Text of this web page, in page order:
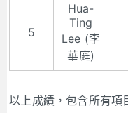
5
Hua-
Ting
Lee (李
華庭)
以上成績，包含所有項